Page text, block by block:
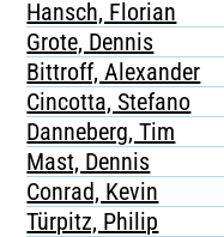
Hansch, Florian
Grote, Dennis
Bittroff, Alexander
Cincotta, Stefano
Danneberg, Tim
Mast, Dennis
Conrad, Kevin
Türpitz, Philip